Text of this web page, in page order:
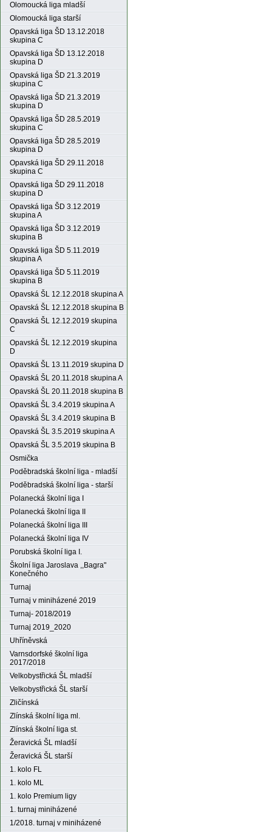
Olomoucká liga mladší
Olomoucká liga starší
Opavská liga ŠD 13.12.2018
skupina C
Opavská liga ŠD 13.12.2018
skupina D
Opavská liga ŠD 21.3.2019
skupina C
Opavská liga ŠD 21.3.2019
skupina D
Opavská liga ŠD 28.5.2019
skupina C
Opavská liga ŠD 28.5.2019
skupina D
Opavská liga ŠD 29.11.2018
skupina C
Opavská liga ŠD 29.11.2018
skupina D
Opavská liga ŠD 3.12.2019
skupina A
Opavská liga ŠD 3.12.2019
skupina B
Opavská liga ŠD 5.11.2019
skupina A
Opavská liga ŠD 5.11.2019
skupina B
Opavská ŠL 12.12.2018 skupina A
Opavská ŠL 12.12.2018 skupina B
Opavská ŠL 12.12.2019 skupina
C
Opavská ŠL 12.12.2019 skupina
D
Opavská ŠL 13.11.2019 skupina D
Opavská ŠL 20.11.2018 skupina A
Opavská ŠL 20.11.2018 skupina B
Opavská ŠL 3.4.2019 skupina A
Opavská ŠL 3.4.2019 skupina B
Opavská ŠL 3.5.2019 skupina A
Opavská ŠL 3.5.2019 skupina B
Osmička
Poděbradská školní liga - mladší
Poděbradská školní liga - starší
Polanecká školní liga I
Polanecká školní liga II
Polanecká školní liga III
Polanecká školní liga IV
Porubská školní liga I.
Školní liga Jaroslava ,,Bagra"
Konečného
Turnaj
Turnaj v miniházené 2019
Turnaj- 2018/2019
Turnaj 2019_2020
Uhříněvská
Varnsdorfské školní liga
2017/2018
Velkobystřická ŠL mladší
Velkobystřická ŠL starší
Zličínská
Zlínská školní liga ml.
Zlínská školní liga st.
Žeravická ŠL mladší
Žeravická ŠL starší
1. kolo FL
1. kolo ML
1. kolo Premium ligy
1. turnaj miniházené
1/2018. turnaj v miniházené